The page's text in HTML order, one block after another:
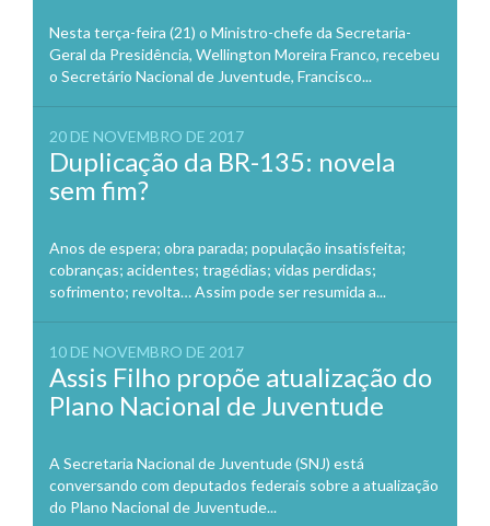
Nesta terça-feira (21) o Ministro-chefe da Secretaria-
Geral da Presidência, Wellington Moreira Franco, recebeu
o Secretário Nacional de Juventude, Francisco...
20 DE NOVEMBRO DE 2017
Duplicação da BR-135: novela
sem fim?
Anos de espera; obra parada; população insatisfeita;
cobranças; acidentes; tragédias; vidas perdidas;
sofrimento; revolta… Assim pode ser resumida a...
10 DE NOVEMBRO DE 2017
Assis Filho propõe atualização do
Plano Nacional de Juventude
A Secretaria Nacional de Juventude (SNJ) está
conversando com deputados federais sobre a atualização
do Plano Nacional de Juventude...